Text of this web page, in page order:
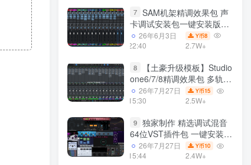
7 SAM机架精调效果包 声
卡调试安装包一键安装版模
板 带插件预设效果文件
26年6月3日
22:40
Y币8
2.7W+
8
【土豪升级模板】Studio
one6/7/8精调效果包 多轨道
效果模式可选 声卡调试好预
设模板 带插件全套文件
26年7月27日
15:30
Y币15
2.5W+
9 独家制作 精选调试混音
64位VST插件包 一键安装
600个效果器合集v2.0 WiN
支持定制
26年7月27日
15:44
Y币10
2.4W+